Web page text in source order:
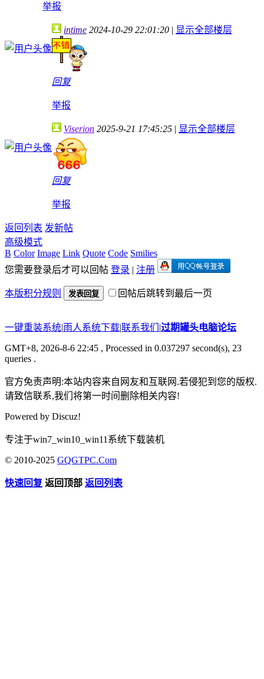
举报
intime 2024-10-29 22:01:20 | 显示全部楼层
回复
举报
Viserion 2025-9-21 17:45:25 | 显示全部楼层
回复
举报
返回列表 发新帖
高级模式
B Color Image Link Quote Code Smilies
您需要登录后才可以回帖 登录 | 注册
本版积分规则 发表回复 回帖后跳转到最后一页
一键重装系统|雨人系统下载|联系我们 |过期罐头电脑论坛
GMT+8, 2026-8-6 22:45 , Processed in 0.037297 second(s), 23
queries .
官方免责声明:本站内容来自网友和互联网.若侵犯到您的版权.
请致信联系,我们将第一时间删除相关内容!
Powered by Discuz!
专注于win7_win10_win11系统下载装机
© 2010-2025 GQGTPC.Com
快速回复 返回顶部 返回列表